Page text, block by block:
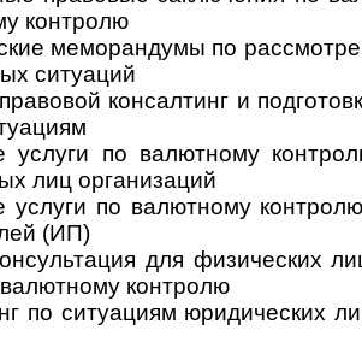
конт­ролю
меморандумы по
ситу­аций
консалтинг и
услуги по валютному
лиц орга­ни­заций
услуги по валютному
(ИП)
для физических
конт­ролю
по ситуациям юриди­чес­ких